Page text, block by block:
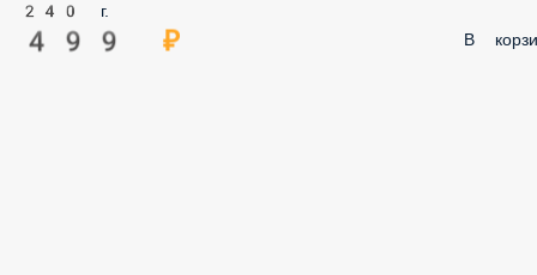
240 г.
499 ₽ В